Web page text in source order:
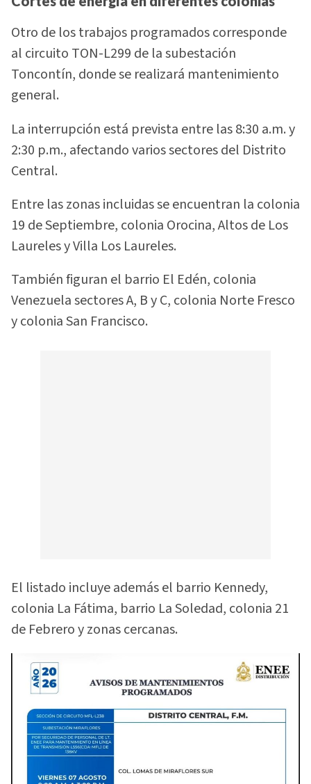
Otro de los trabajos programados corresponde
al circuito TON-L299 de la subestación
Toncontín, donde se realizará mantenimiento
general.
La interrupción está prevista entre las 8:30 a.m. y
2:30 p.m., afectando varios sectores del Distrito
Central.
Entre las zonas incluidas se encuentran la colonia
19 de Septiembre, colonia Orocina, Altos de Los
Laureles y Villa Los Laureles.
También figuran el barrio El Edén, colonia
Venezuela sectores A, B y C, colonia Norte Fresco
y colonia San Francisco.
El listado incluye además el barrio Kennedy,
colonia La Fátima, barrio La Soledad, colonia 21
de Febrero y zonas cercanas.